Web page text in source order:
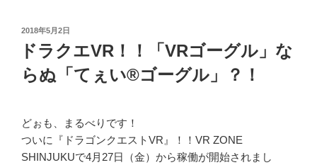
投
稿
2018年5月2日
ドラクエVR！！「VRゴーグル」な
らぬ「てぇい®ゴーグル」？！
どぉも、まるべりです！
ついに『ドラゴンクエストVR』！！VR ZONE
SHINJUKUで4月27日（金）から稼働が開始されまし